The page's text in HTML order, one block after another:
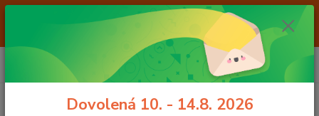
Od 7.8. do 14.8. 2026 máme z důvodu dovolené ZAVŘENO. Expedice
objednávek, přijatých v tomto období, proběhne v týdnu po 17.8.2026
Děkujeme za pochopení
CZK
+420 605 283 713
za0,00 Kč
Dovolená 10. - 14.8. 2026